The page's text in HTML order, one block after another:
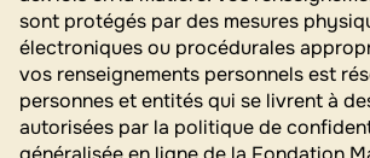
sont protégés par des mesures
électroniques ou procédurales
vos renseignements personnels est
personnes et entités qui se livrent à
autorisées par la politique de